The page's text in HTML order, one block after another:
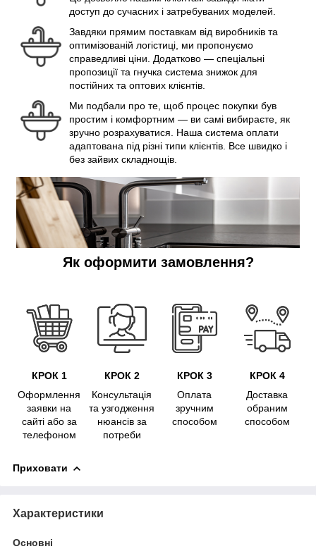
доступ до сучасних і затребуваних моделей.
Завдяки прямим поставкам від виробників та
оптимізованій логістиці, ми пропонуємо
справедливі ціни. Додатково — спеціальні
пропозиції та гнучка система знижок для
постійних та оптових клієнтів.
Ми подбали про те, щоб процес покупки був
простим і комфортним — ви самі вибираєте, як
зручно розрахуватися. Наша система оплати
адаптована під різні типи клієнтів. Все швидко і
без зайвих складнощів.
Як оформити замовлення?
КРОК 1
Оформлення
заявки на
сайті або за
телефоном
КРОК 2
Консультація
та узгодження
нюансів за
потреби
КРОК 3
Оплата
зручним
способом
КРОК 4
Доставка
обраним
способом
Приховати
Характеристики
Основні